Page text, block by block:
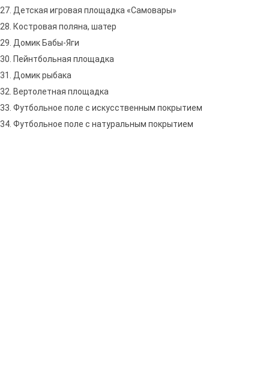
27. Детская игровая площадка «Самовары»
28. Костровая поляна, шатер
29. Домик Бабы-Яги
30. Пейнтбольная площадка
31. Домик рыбака
32. Вертолетная площадка
33. Футбольное поле с искусственным покрытием
34. Футбольное поле с натуральным покрытием